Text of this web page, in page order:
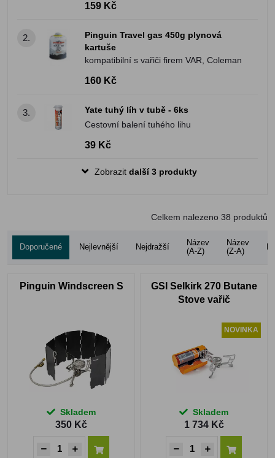
159 Kč
2.
Pinguin Travel gas 450g plynová
kartuše
kompatibilní s vařiči firem VAR, Coleman
160 Kč
3.
Yate tuhý líh v tubě - 6ks
Cestovní balení tuhého lihu
39 Kč
Zobrazit další 3 produkty
Celkem nalezeno 38 produktů
Doporučené Nejlevnější Nejdražší
Název
(A-Z)
Název
(Z-A)
Pinguin Windscreen S
Skladem
350 Kč
GSI Selkirk 270 Butane
Stove vařič
NOVINKA
Skladem
1 734 Kč